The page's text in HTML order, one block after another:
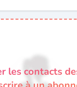
les contacts